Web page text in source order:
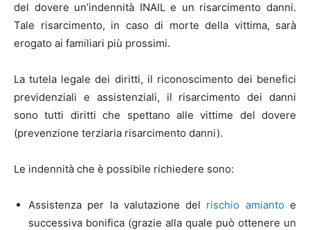
del dovere un’indennità INAIL e un risarcimento danni.
Tale risarcimento, in caso di morte della vittima, sarà
erogato ai familiari più prossimi.
La tutela legale dei diritti, il riconoscimento dei benefici
previdenziali e assistenziali, il risarcimento dei danni
sono tutti diritti che spettano alle vittime del dovere
(prevenzione terziaria risarcimento danni).
Le indennità che è possibile richiedere sono:
Assistenza per la valutazione del rischio amianto e
successiva bonifica (grazie alla quale può ottenere un